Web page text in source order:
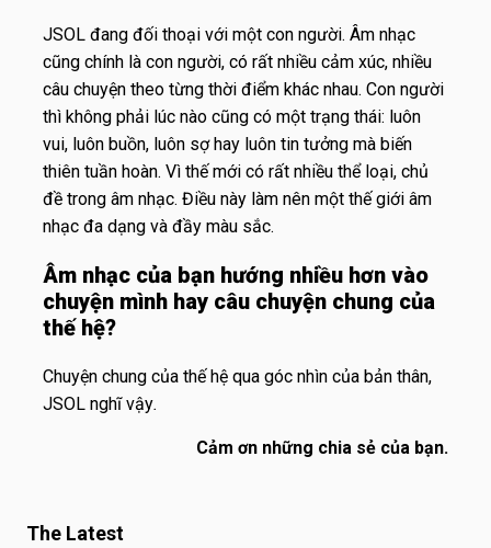
JSOL đang đối thoại với một con người. Âm nhạc
cũng chính là con người, có rất nhiều cảm xúc, nhiều
câu chuyện theo từng thời điểm khác nhau. Con người
thì không phải lúc nào cũng có một trạng thái: luôn
vui, luôn buồn, luôn sợ hay luôn tin tưởng mà biến
thiên tuần hoàn. Vì thế mới có rất nhiều thể loại, chủ
đề trong âm nhạc. Điều này làm nên một thế giới âm
nhạc đa dạng và đầy màu sắc.
Âm nhạc của bạn hướng nhiều hơn vào
chuyện mình hay câu chuyện chung của
thế hệ?
Chuyện chung của thế hệ qua góc nhìn của bản thân,
JSOL nghĩ vậy.
Cảm ơn những chia sẻ của bạn.
The Latest